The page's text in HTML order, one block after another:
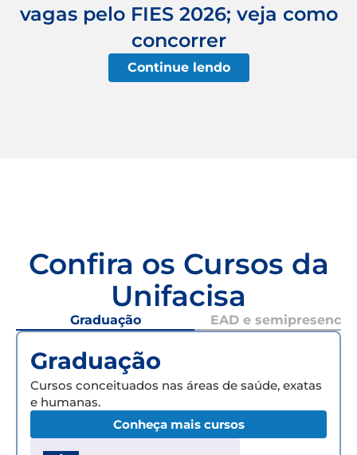
vagas pelo FIES 2026; veja como
concorrer
Continue lendo
Confira os Cursos da
Unifacisa
Graduação EAD e semipresencial
Graduação
Cursos conceituados nas áreas de saúde, exatas
e humanas.
Conheça mais cursos